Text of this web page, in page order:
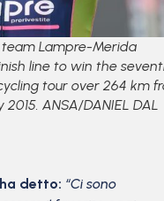
Lampre-Merida
line to win the
tour over 264 km
ANSA/DANIEL DAL
detto: “Ci sono